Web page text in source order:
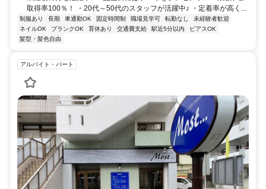
取得率100％！ ・20代～50代のスタッフが活躍中♪ ・定着率が高く...
制服あり 長期 車通勤OK 固定時間制 職場見学可 転勤なし
未経験者歓迎
ネイルOK
ブランクOK 育休あり 交通費支給 駅近5分以内
ピアスOK
髪型・髪色自由
アルバイト・パート